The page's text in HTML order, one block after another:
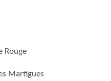
Rouge
Martigues